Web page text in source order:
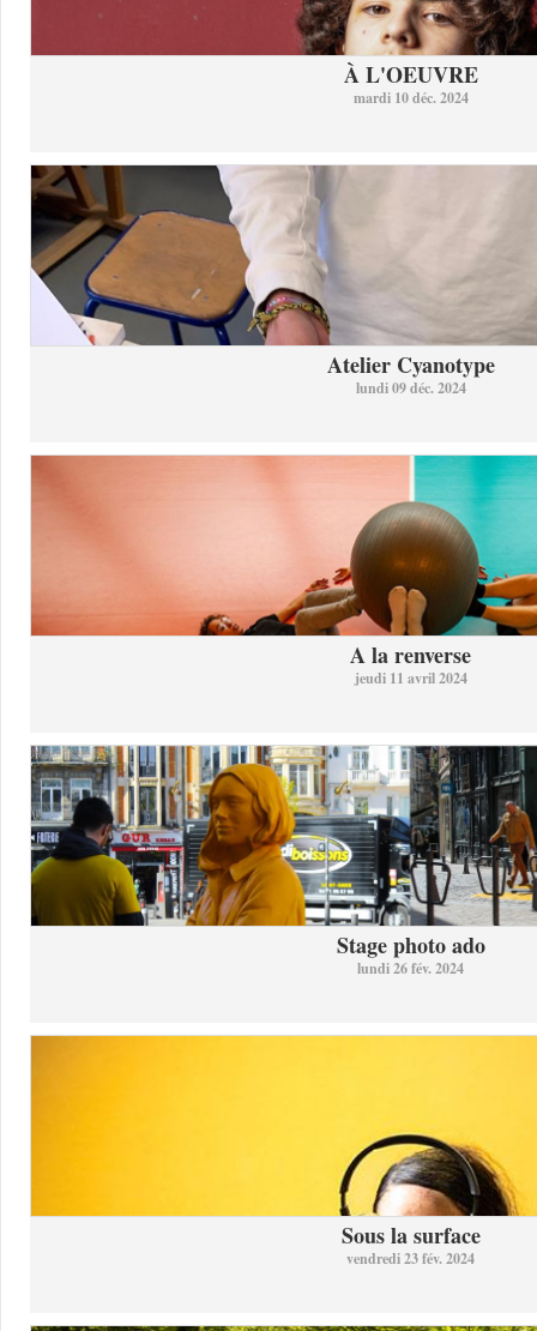
À L'OEUVRE
mardi 10 déc. 2024
Atelier Cyanotype
lundi 09 déc. 2024
A la renverse
jeudi 11 avril 2024
Stage photo ado
lundi 26 fév. 2024
Sous la surface
vendredi 23 fév. 2024